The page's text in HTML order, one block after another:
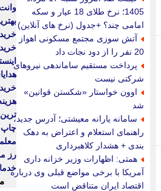
1405؛ نرخ طلای 18 عیار و سکه
امامی چند؟ +جدول (نرخ های آنلاین)
آتش سوزی مجتمع مسکونی اهواز
20 نفر را از دود نجات داد
پرداخت مستقیم ساماندهی نیروهای
شرکتی نیست
اوون خواستار «شکستن قوانین»
شد
سامانه یارانه معیشتی؛ آدرس جدید،
راهنمای استعلام و اعتراض به دهک
بندی + هشدار کلاهبرداری
همتی: اظهارات وزیر خزانه داری
آمریکا با برخی مواضع قبلی وی درباره
اقتصاد ایران متناقض است
وانت
چاپ
رز